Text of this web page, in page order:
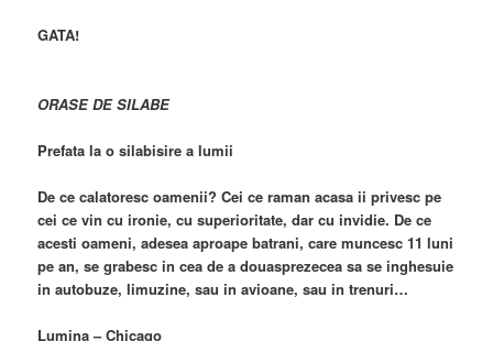
GATA!
ORASE DE SILABE
Prefata la o silabisire a lumii
De ce calatoresc oamenii? Cei ce raman acasa ii privesc pe
cei ce vin cu ironie, cu superioritate, dar cu invidie. De ce
acesti oameni, adesea aproape batrani, care muncesc 11 luni
pe an, se grabesc in cea de a douasprezecea sa se inghesuie
in autobuze, limuzine, sau in avioane, sau in trenuri…
Lumina – Chicago